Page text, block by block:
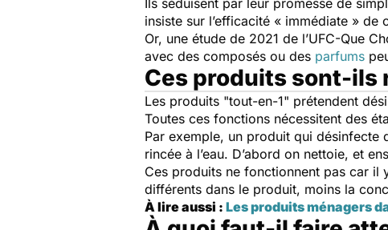
Ils séduisent par leur promesse de
insiste sur l’efficacité « immédiate »
Or, une étude de 2021 de l’UFC-Que
avec des composés ou des parfums
Ces produits sont-ils
Les produits "tout-en-1" prétendent
Toutes ces fonctions nécessitent des
Par exemple, un produit qui désinfecte
rincée à l’eau. D’abord on nettoie, et
Ces produits ne fonctionnent pas car
différents dans le produit, moins la
À lire aussi : Les produits ménagers